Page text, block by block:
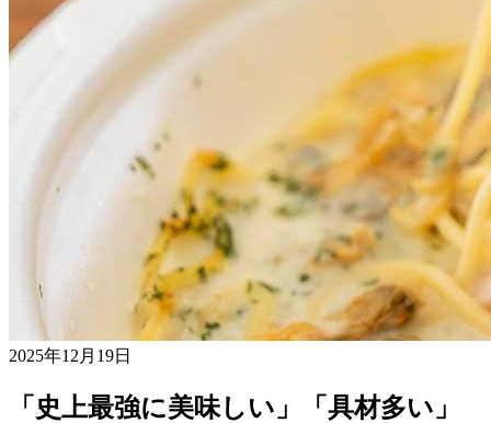
2025年12月19日
「史上最強に美味しい」「具材多い」